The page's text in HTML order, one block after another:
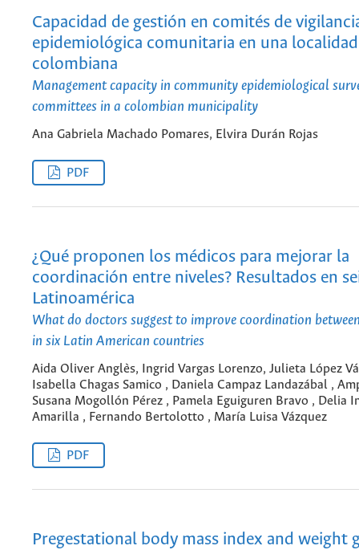
Capacidad de gestión en comités de
epidemiológica comunitaria en una localidad
colombiana
Management capacity in community epidemiological
committees in a colombian municipality
Ana Gabriela Machado Pomares, Elvira Durán Rojas
PDF
¿Qué proponen los médicos para mejorar la
coordinación entre niveles? Resultados en
Latinoamérica
What do doctors suggest to improve coordination
in six Latin American countries
Aida Oliver Anglès, Ingrid Vargas Lorenzo, Julieta López
Isabella Chagas Samico , Daniela Campaz Landazábal ,
Susana Mogollón Pérez , Pamela Eguiguren Bravo , Delia
Amarilla , Fernando Bertolotto , María Luisa Vázquez
PDF
Pregestational body mass index and weight